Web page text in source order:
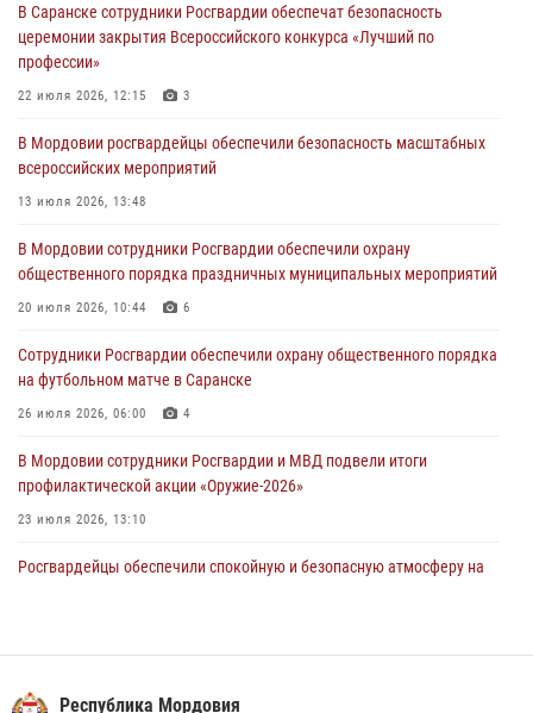
В Саранске по обращению жителей правоохранители отреагировали
незамедлительно
05 августа 2026, 15:04
подозреваемого в причинении телесных повреждений супруге
05 августа 2026, 12:34
проведения масштабного праздника в Темникове
05 августа 2026, 09:04 4
разрешительной работы передал очередную партию вооружения в
зону СВО
04 августа 2026, 11:13
В Саранске сотрудники Росгвардии обеспечат безопасность
церемонии закрытия Всероссийского конкурса «Лучший по
профессии»
22 июля 2026, 12:15 3
В Мордовии росгвардейцы обеспечили безопасность масштабных
всероссийских мероприятий
13 июля 2026, 13:48
В Мордовии сотрудники Росгвардии обеспечили охрану
общественного порядка праздничных муниципальных мероприятий
20 июля 2026, 10:44 6
Сотрудники Росгвардии обеспечили охрану общественного порядка
на футбольном матче в Саранске
26 июля 2026, 06:00 4
В Мордовии сотрудники Росгвардии и МВД подвели итоги
профилактической акции «Оружие‑2026»
23 июля 2026, 13:10
Росгвардейцы обеспечили спокойную и безопасную атмосферу на
обеспечили безопасность на футбольных мероприятиях: от
Республика Мордовия